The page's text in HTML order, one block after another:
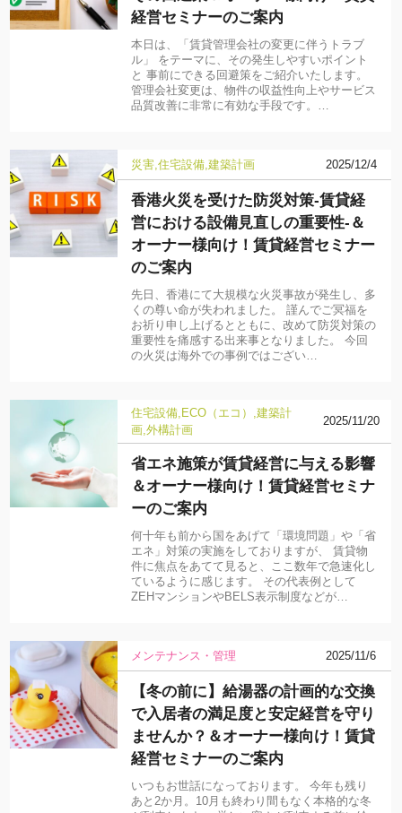
経営セミナーのご案内
本日は、「賃貸管理会社の変更に伴うトラブ
ル」 をテーマに、その発生しやすいポイント
と 事前にできる回避策をご紹介いたします。
管理会社変更は、物件の収益性向上やサービス
品質改善に非常に有効な手段です。…
災害 住宅設備 建築計画 2025/12/4
香港火災を受けた防災対策-賃貸経
営における設備見直しの重要性-＆
オーナー様向け！賃貸経営セミナー
のご案内
先日、香港にて大規模な火災事故が発生し、多
くの尊い命が失われました。 謹んでご冥福を
お祈り申し上げるとともに、改めて防災対策の
重要性を痛感する出来事となりました。 今回
の火災は海外での事例ではござい…
住宅設備 ECO（エコ）
建築計
画 外構計画
2025/11/20
省エネ施策が賃貸経営に与える影響
＆オーナー様向け！賃貸経営セミナ
ーのご案内
何十年も前から国をあげて「環境問題」や「省
エネ」対策の実施をしておりますが、 賃貸物
件に焦点をあてて見ると、ここ数年で急速化し
ているように感じます。 その代表例として
ZEHマンションやBELS表示制度などが…
メンテナンス・管理 2025/11/6
【冬の前に】給湯器の計画的な交換
で入居者の満足度と安定経営を守り
ませんか？＆オーナー様向け！賃貸
経営セミナーのご案内
いつもお世話になっております。 今年も残り
あと2か月。10月も終わり間もなく本格的な冬